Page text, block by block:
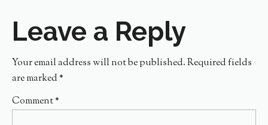
Leave a Reply
Your email address will not be published.Required fields
are marked *
Comment*